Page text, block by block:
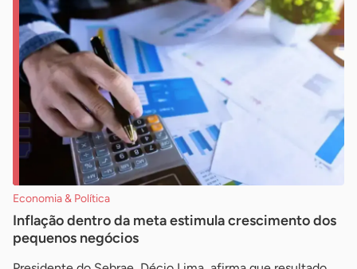
Economia & Política
Inflação dentro da meta estimula crescimento dos
pequenos negócios